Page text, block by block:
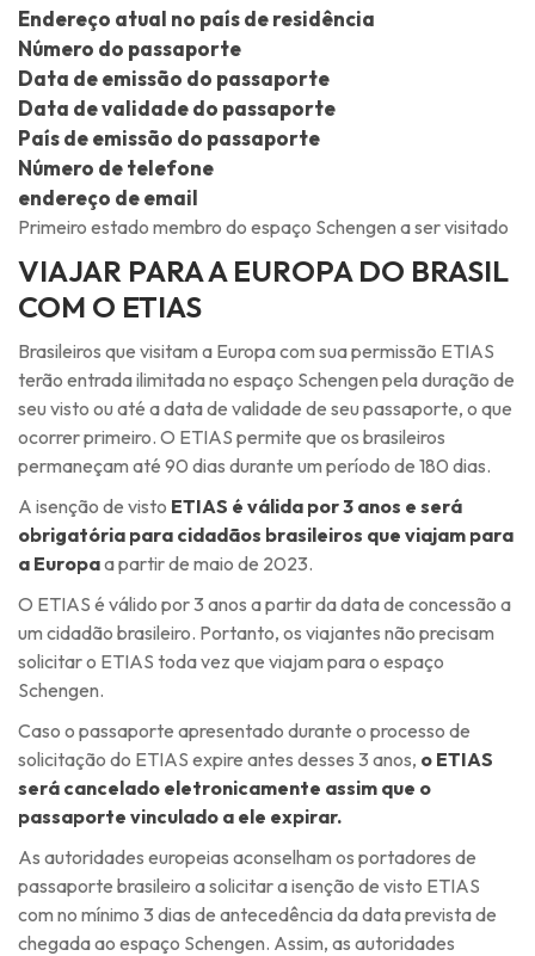
Endereço atual no país de residência
Número do passaporte
Data de emissão do passaporte
Data de validade do passaporte
País de emissão do passaporte
Número de telefone
endereço de email
Primeiro estado membro do espaço Schengen a ser visitado
VIAJAR PARA A EUROPA DO BRASIL
COM O ETIAS
Brasileiros que visitam a Europa com sua permissão ETIAS
terão entrada ilimitada no espaço Schengen pela duração de
seu visto ou até a data de validade de seu passaporte, o que
ocorrer primeiro. O ETIAS permite que os brasileiros
permaneçam até 90 dias durante um período de 180 dias.
A isenção de visto ETIAS é válida por 3 anos e será
obrigatória para cidadãos brasileiros que viajam para
a Europaa partir de maio de 2023.
O ETIAS é válido por 3 anos a partir da data de concessão a
um cidadão brasileiro. Portanto, os viajantes não precisam
solicitar o ETIAS toda vez que viajam para o espaço
Schengen.
Caso o passaporte apresentado durante o processo de
solicitação do ETIAS expire antes desses 3 anos, o ETIAS
será cancelado eletronicamente assim que o
passaporte vinculado a ele expirar.
As autoridades europeias aconselham os portadores de
passaporte brasileiro a solicitar a isenção de visto ETIAS
com no mínimo 3 dias de antecedência da data prevista de
chegada ao espaço Schengen. Assim, as autoridades